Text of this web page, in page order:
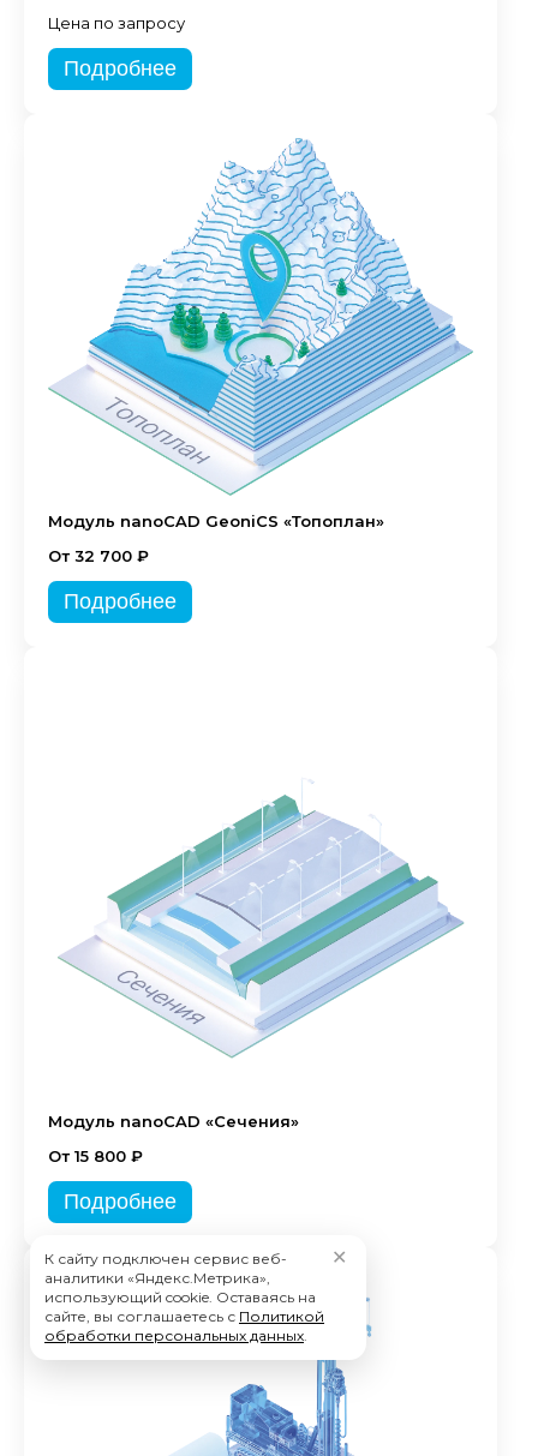
Цена по запросу
Подробнее
Модуль nanoCAD GeoniCS «Топоплан»
От 32 700 ₽
Подробнее
Модуль nanoCAD «Сечения»
От 15 800 ₽
Подробнее
К сайту подключен сервис веб-
аналитики «Яндекс.Метрика»,
использующий cookie. Оставаясь на
сайте, вы соглашаетесь с Политикой
обработки персональных данных.
✕